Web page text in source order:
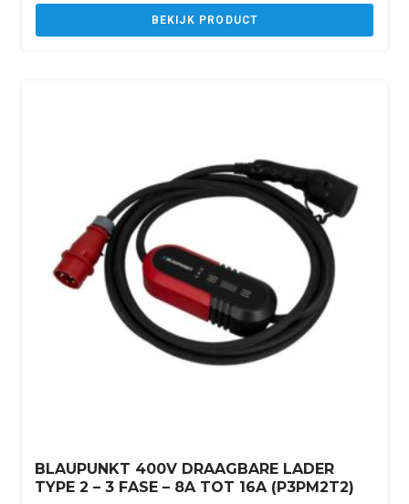
BEKIJK PRODUCT
BLAUPUNKT 400V DRAAGBARE LADER
TYPE 2 – 3 FASE – 8A TOT 16A (P3PM2T2)